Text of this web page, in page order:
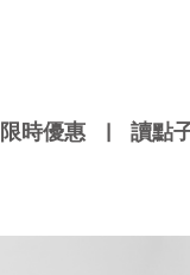
限時優惠 | 讀點